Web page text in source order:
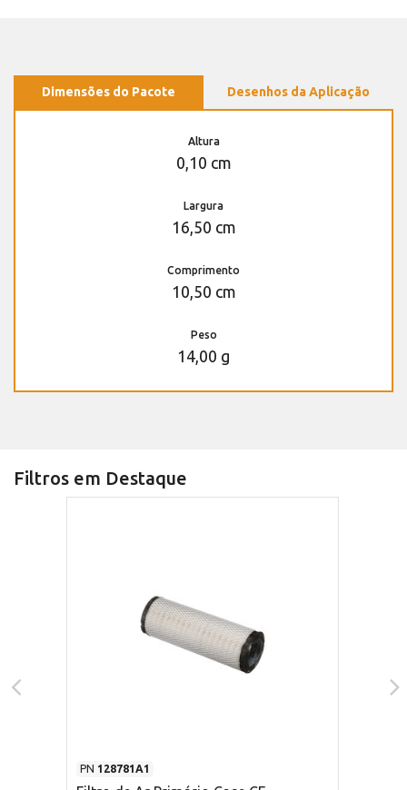
Dimensões do Pacote Desenhos da Aplicação
Altura
0,10 cm
Largura
16,50 cm
Comprimento
10,50 cm
Peso
14,00 g
Filtros em Destaque
PN 128781A1